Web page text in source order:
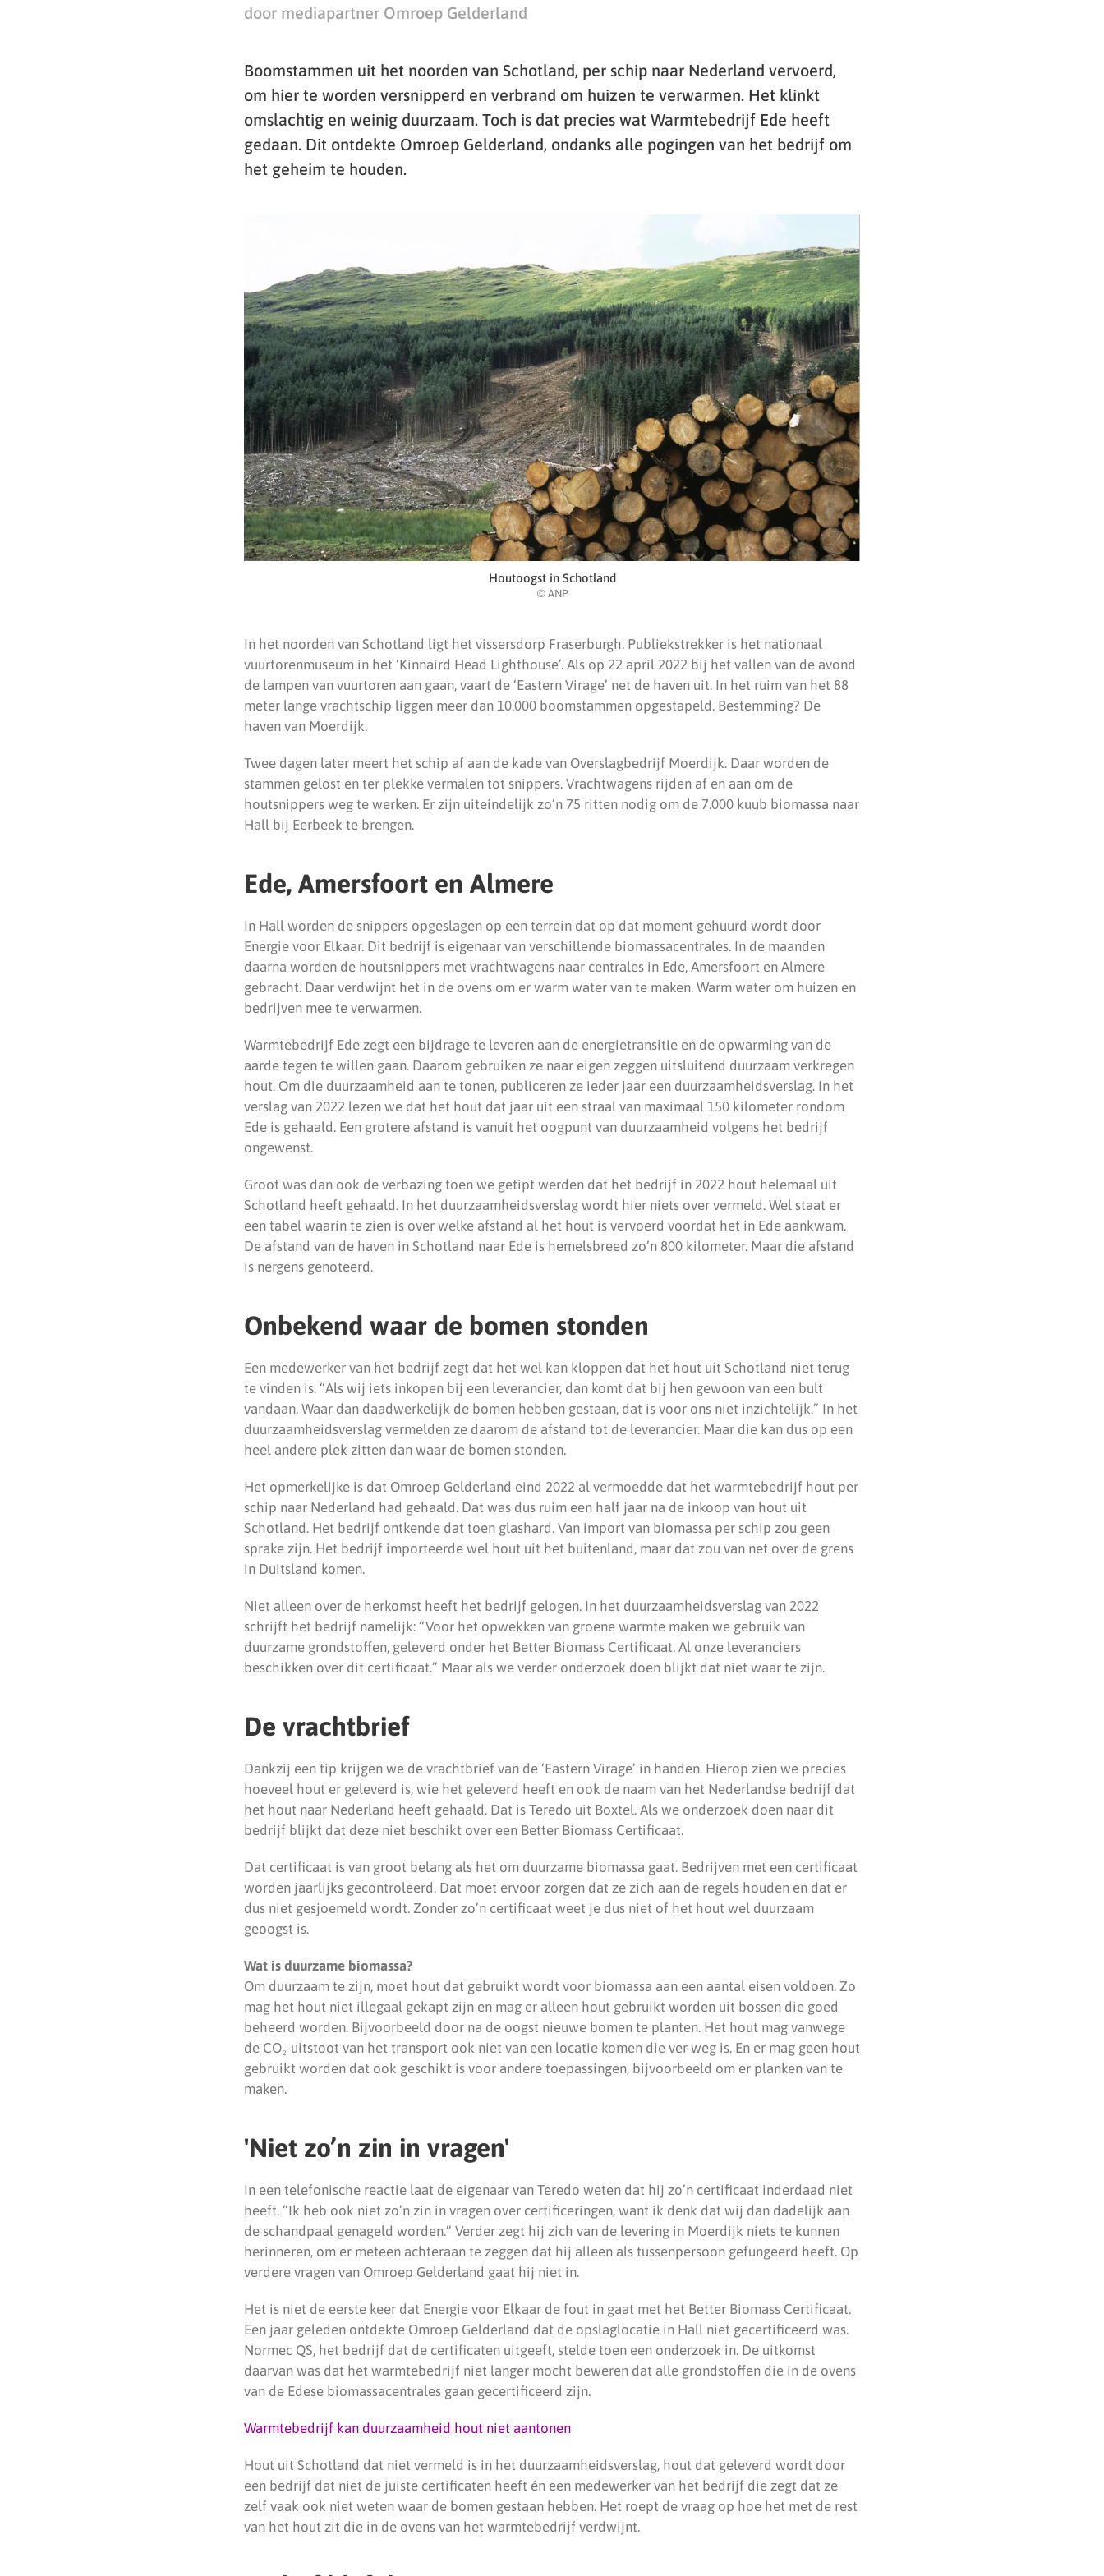
door mediapartner Omroep Gelderland
Boomstammen uit het noorden van Schotland, per schip naar Nederland vervoerd,
om hier te worden versnipperd en verbrand om huizen te verwarmen. Het klinkt
omslachtig en weinig duurzaam. Toch is dat precies wat Warmtebedrijf Ede heeft
gedaan. Dit ontdekte Omroep Gelderland, ondanks alle pogingen van het bedrijf om
het geheim te houden.
Houtoogst in Schotland
© ANP
In het noorden van Schotland ligt het vissersdorp Fraserburgh. Publiekstrekker is het nationaal
vuurtorenmuseum in het ‘Kinnaird Head Lighthouse’. Als op 22 april 2022 bij het vallen van de avond
de lampen van vuurtoren aan gaan, vaart de ‘Eastern Virage’ net de haven uit. In het ruim van het 88
meter lange vrachtschip liggen meer dan 10.000 boomstammen opgestapeld. Bestemming? De
haven van Moerdijk.
Twee dagen later meert het schip af aan de kade van Overslagbedrijf Moerdijk. Daar worden de
stammen gelost en ter plekke vermalen tot snippers. Vrachtwagens rijden af en aan om de
houtsnippers weg te werken. Er zijn uiteindelijk zo’n 75 ritten nodig om de 7.000 kuub biomassa naar
Hall bij Eerbeek te brengen.
Ede, Amersfoort en Almere
In Hall worden de snippers opgeslagen op een terrein dat op dat moment gehuurd wordt door
Energie voor Elkaar. Dit bedrijf is eigenaar van verschillende biomassacentrales. In de maanden
daarna worden de houtsnippers met vrachtwagens naar centrales in Ede, Amersfoort en Almere
gebracht. Daar verdwijnt het in de ovens om er warm water van te maken. Warm water om huizen en
bedrijven mee te verwarmen.
Warmtebedrijf Ede zegt een bijdrage te leveren aan de energietransitie en de opwarming van de
aarde tegen te willen gaan. Daarom gebruiken ze naar eigen zeggen uitsluitend duurzaam verkregen
hout. Om die duurzaamheid aan te tonen, publiceren ze ieder jaar een duurzaamheidsverslag. In het
verslag van 2022 lezen we dat het hout dat jaar uit een straal van maximaal 150 kilometer rondom
Ede is gehaald. Een grotere afstand is vanuit het oogpunt van duurzaamheid volgens het bedrijf
ongewenst.
Groot was dan ook de verbazing toen we getipt werden dat het bedrijf in 2022 hout helemaal uit
Schotland heeft gehaald. In het duurzaamheidsverslag wordt hier niets over vermeld. Wel staat er
een tabel waarin te zien is over welke afstand al het hout is vervoerd voordat het in Ede aankwam.
De afstand van de haven in Schotland naar Ede is hemelsbreed zo’n 800 kilometer. Maar die afstand
is nergens genoteerd.
Onbekend waar de bomen stonden
Een medewerker van het bedrijf zegt dat het wel kan kloppen dat het hout uit Schotland niet terug
te vinden is. “Als wij iets inkopen bij een leverancier, dan komt dat bij hen gewoon van een bult
vandaan. Waar dan daadwerkelijk de bomen hebben gestaan, dat is voor ons niet inzichtelijk.” In het
duurzaamheidsverslag vermelden ze daarom de afstand tot de leverancier. Maar die kan dus op een
heel andere plek zitten dan waar de bomen stonden.
Het opmerkelijke is dat Omroep Gelderland eind 2022 al vermoedde dat het warmtebedrijf hout per
schip naar Nederland had gehaald. Dat was dus ruim een half jaar na de inkoop van hout uit
Schotland. Het bedrijf ontkende dat toen glashard. Van import van biomassa per schip zou geen
sprake zijn. Het bedrijf importeerde wel hout uit het buitenland, maar dat zou van net over de grens
in Duitsland komen.
Niet alleen over de herkomst heeft het bedrijf gelogen. In het duurzaamheidsverslag van 2022
schrijft het bedrijf namelijk: “Voor het opwekken van groene warmte maken we gebruik van
duurzame grondstoffen, geleverd onder het Better Biomass Certificaat. Al onze leveranciers
beschikken over dit certificaat.” Maar als we verder onderzoek doen blijkt dat niet waar te zijn.
De vrachtbrief
Dankzij een tip krijgen we de vrachtbrief van de ‘Eastern Virage’ in handen. Hierop zien we precies
hoeveel hout er geleverd is, wie het geleverd heeft en ook de naam van het Nederlandse bedrijf dat
het hout naar Nederland heeft gehaald. Dat is Teredo uit Boxtel. Als we onderzoek doen naar dit
bedrijf blijkt dat deze niet beschikt over een Better Biomass Certificaat.
Dat certificaat is van groot belang als het om duurzame biomassa gaat. Bedrijven met een certificaat
worden jaarlijks gecontroleerd. Dat moet ervoor zorgen dat ze zich aan de regels houden en dat er
dus niet gesjoemeld wordt. Zonder zo’n certificaat weet je dus niet of het hout wel duurzaam
geoogst is.
Wat is duurzame biomassa?
Om duurzaam te zijn, moet hout dat gebruikt wordt voor biomassa aan een aantal eisen voldoen. Zo
mag het hout niet illegaal gekapt zijn en mag er alleen hout gebruikt worden uit bossen die goed
beheerd worden. Bijvoorbeeld door na de oogst nieuwe bomen te planten. Het hout mag vanwege
de CO₂-uitstoot van het transport ook niet van een locatie komen die ver weg is. En er mag geen hout
gebruikt worden dat ook geschikt is voor andere toepassingen, bijvoorbeeld om er planken van te
maken.
'Niet zo’n zin in vragen'
In een telefonische reactie laat de eigenaar van Teredo weten dat hij zo’n certificaat inderdaad niet
heeft. “Ik heb ook niet zo’n zin in vragen over certificeringen, want ik denk dat wij dan dadelijk aan
de schandpaal genageld worden.” Verder zegt hij zich van de levering in Moerdijk niets te kunnen
herinneren, om er meteen achteraan te zeggen dat hij alleen als tussenpersoon gefungeerd heeft. Op
verdere vragen van Omroep Gelderland gaat hij niet in.
Het is niet de eerste keer dat Energie voor Elkaar de fout in gaat met het Better Biomass Certificaat.
Een jaar geleden ontdekte Omroep Gelderland dat de opslaglocatie in Hall niet gecertificeerd was.
Normec QS, het bedrijf dat de certificaten uitgeeft, stelde toen een onderzoek in. De uitkomst
daarvan was dat het warmtebedrijf niet langer mocht beweren dat alle grondstoffen die in de ovens
van de Edese biomassacentrales gaan gecertificeerd zijn.
Warmtebedrijf kan duurzaamheid hout niet aantonen
Hout uit Schotland dat niet vermeld is in het duurzaamheidsverslag, hout dat geleverd wordt door
een bedrijf dat niet de juiste certificaten heeft én een medewerker van het bedrijf die zegt dat ze
zelf vaak ook niet weten waar de bomen gestaan hebben. Het roept de vraag op hoe het met de rest
van het hout zit die in de ovens van het warmtebedrijf verdwijnt.